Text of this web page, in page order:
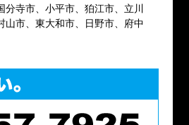
寺市、小平市、狛江市、立川
山市、東大和市、日野市、府中